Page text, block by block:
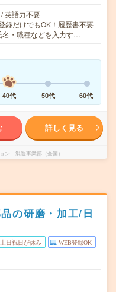
英語力不要
録だけでもOK！履歴書不要
・職種などを入力す…
40代 50代 60代
詳しく見る
ン 製造事業部（全国）
の研磨・加工/日
土日祝日が休み WEB登録OK